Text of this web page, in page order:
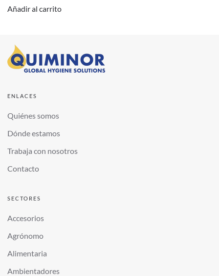
Añadir al carrito
ENLACES
Quiénes somos
Dónde estamos
Trabaja con nosotros
Contacto
SECTORES
Accesorios
Agrónomo
Alimentaria
Ambientadores